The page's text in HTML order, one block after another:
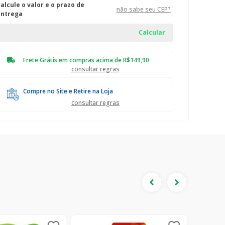
o valor e o prazo de
não sabe seu CEP?
Frete Grátis em compras acima de R$149,90
consultar regras
Compre no Site e Retire na Loja
consultar regras